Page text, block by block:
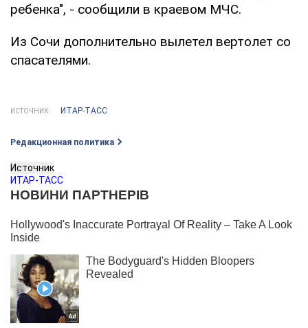
ребенка", - сообщили в краевом МЧС.
Из Сочи дополнительно вылетел вертолет со
спасателями.
ИСТОЧНИК: ИТАР-ТАСС
Редакционная политика
Источник
ИТАР-ТАСС